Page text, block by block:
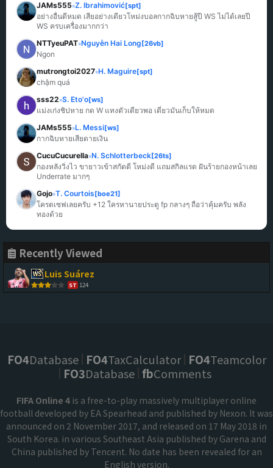
JAMs555»Z. Ibrahimović[spt]
อย่างอื่นดีหมด เสียอย่างเดียวโหม่งบอลกากฉิบหายสู้ปี WS ไม่ได้เลยปี
WS ครบเครื่องมากกว่า
NTTyeuPAT»Nguyễn Hai Long[26vb]
Ngon
mutrongtoi2027»H. Maguire[spt]
chậm quá
sss22»S. Eto'o[ws]
แม่งเก่งชิปหาย กด W แทงตัวเดียวพอ เดี๋ยวมันเก็บให้หมด
JAMs555»L. Messi[ws]
กากฉิบหายเสียดายเงิน
CucuCucurella»N. Schlotterbeck[26ts]
กองหลังวิ่งไว ขายาวเข้าสกัดดี โหม่งดี แถมสกิลแรด ฝันร้ายกองหน้าเลย
Underrate มากๆ
Gojo»T. Courtois[boe21]
โครตเซฟเลยครับ +12 ใครหานายประตู fp กลางๆ ถือว่าคุ้มครับ พลัง
ทองด้วย
Recently Viewed
Luis Suárez
ST 124
FO4Database FO4TaxCalculator FO4Teamcolor
FO3Database fbComments
FIFA Online 4 is a free-to-play massively multiplayer online
football developed by EA Spearhead and published by Nexon. It was
announced on 2 November 2017, and released on 17 May 2018 in
South Korea. in various Southeast Asia published by Garena and
China published by Tencent. No date has been revealed for an
English version.